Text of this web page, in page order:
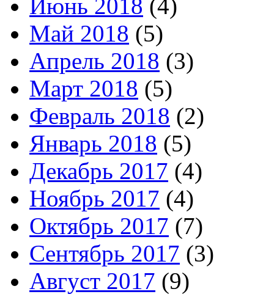
Июнь 2018 (4)
Май 2018 (5)
Апрель 2018 (3)
Март 2018 (5)
Февраль 2018 (2)
Январь 2018 (5)
Декабрь 2017 (4)
Ноябрь 2017 (4)
Октябрь 2017 (7)
Сентябрь 2017 (3)
Август 2017 (9)